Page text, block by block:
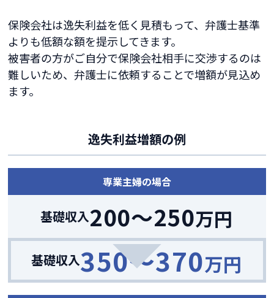
保険会社は逸失利益を低く見積もって、弁護士基準
よりも低額な額を提示してきます。
被害者の方がご自分で保険会社相手に交渉するのは
難しいため、弁護士に依頼することで増額が見込め
ます。
逸失利益増額の例
専業主婦の場合
基礎収入200〜250万円
基礎収入350〜370万円